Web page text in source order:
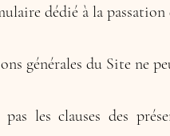
dédié à la passation
générales du Site ne
les clauses des